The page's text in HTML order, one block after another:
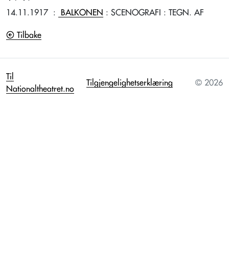
14.11.1917 : BALKONEN : SCENOGRAFI : TEGN. AF
Tilbake
Til
Nationaltheatret.no
Tilgjengelighetserklæring © 2026